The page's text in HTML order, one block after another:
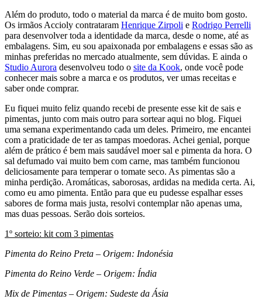
Além do produto, todo o material da marca é de muito bom gosto.
Os irmãos Accioly contrataram Henrique Zirpoli e Rodrigo Perrelli
para desenvolver toda a identidade da marca, desde o nome, até as
embalagens. Sim, eu sou apaixonada por embalagens e essas são as
minhas preferidas no mercado atualmente, sem dúvidas. E ainda o
Studio Aurora desenvolveu todo o site da Kook, onde você pode
conhecer mais sobre a marca e os produtos, ver umas receitas e
saber onde comprar.
Eu fiquei muito feliz quando recebi de presente esse kit de sais e
pimentas, junto com mais outro para sortear aqui no blog. Fiquei
uma semana experimentando cada um deles. Primeiro, me encantei
com a praticidade de ter as tampas moedoras. Achei genial, porque
além de prático é bem mais saudável moer sal e pimenta da hora. O
sal defumado vai muito bem com carne, mas também funcionou
deliciosamente para temperar o tomate seco. As pimentas são a
minha perdição. Aromáticas, saborosas, ardidas na medida certa. Ai,
como eu amo pimenta. Então para que eu pudesse espalhar esses
sabores de forma mais justa, resolvi contemplar não apenas uma,
mas duas pessoas. Serão dois sorteios.
1º sorteio: kit com 3 pimentas
Pimenta do Reino Preta – Origem: Indonésia
Pimenta do Reino Verde – Origem: Índia
Mix de Pimentas – Origem: Sudeste da Ásia